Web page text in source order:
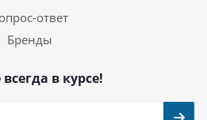
ответ
Бренды
в курсе!